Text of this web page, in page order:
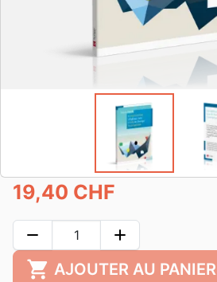
19,40 CHF
remove add
shopping_cart AJOUTER AU PANIER